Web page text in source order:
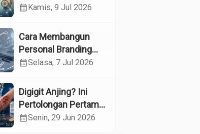
Menyelami Jantung
Pendidikan Khusus
calendar_monthKamis, 9 Jul 2026
Cara Membangun
Personal Branding
sebagai Dokter di Era
calendar_monthSelasa, 7 Jul 2026
Digigit Anjing? Ini
Pertolongan Pertama
yang Tepat dan Kapan
calendar_monthSenin, 29 Jun 2026